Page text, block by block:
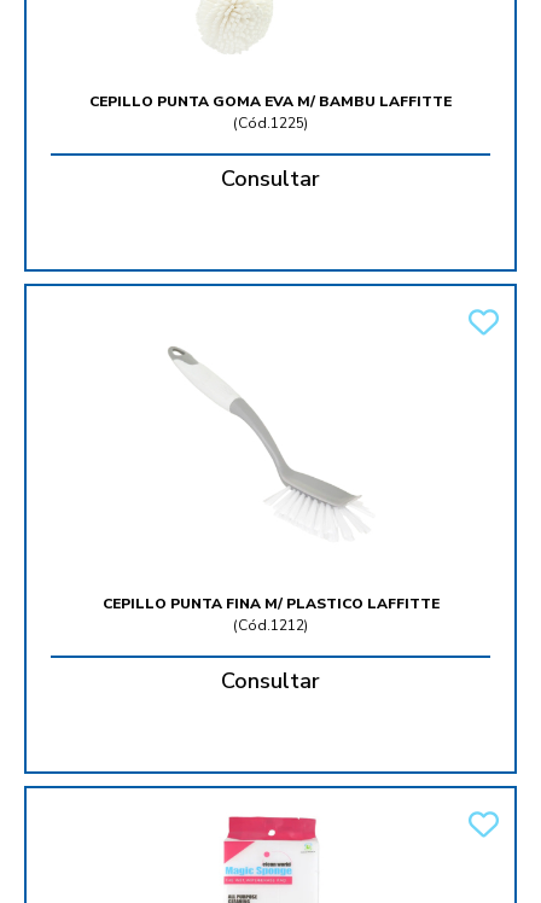
CEPILLO PUNTA GOMA EVA M/ BAMBU LAFFITTE
(Cód.1225)
Consultar
CEPILLO PUNTA FINA M/ PLASTICO LAFFITTE
(Cód.1212)
Consultar